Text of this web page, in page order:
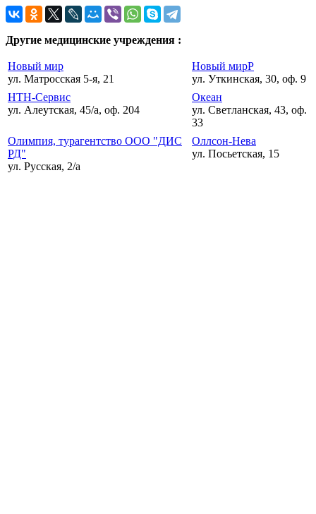
Другие медицинские учреждения :
Новый мир
ул. Матросская 5-я, 21
Новый мирР
ул. Уткинская, 30, оф. 9
НТН-Сервис
ул. Алеутская, 45/а, оф. 204
Океан
ул. Светланская, 43, оф.
33
Олимпия, турагентство ООО "ДИС
РД"
ул. Русская, 2/а
Оллсон-Нева
ул. Посьетская, 15